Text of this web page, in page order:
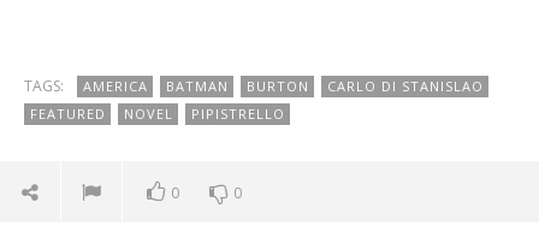
TAGS: AMERICA BATMAN BURTON
CARLO DI STANISLAO
FEATURED
NOVEL PIPISTRELLO
0 0